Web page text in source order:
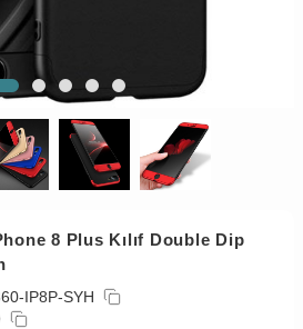
8 Plus Kılıf Double Dip
IP8P-SYH